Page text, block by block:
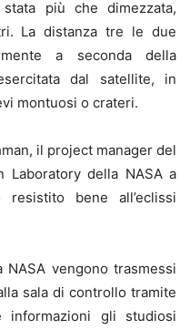
più che dimezzata,
La distanza tre le due
a seconda della
dal satellite, in
montuosi o crateri.
il project manager del
Laboratory della NASA a
resistito bene all’eclissi
vengono trasmessi
sala di controllo tramite
informazioni gli studiosi